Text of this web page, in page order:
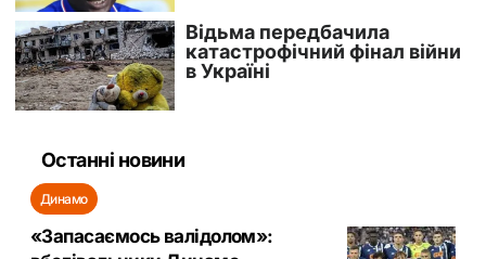
Останні новини
Динамо
«Запасаємось валідолом»: